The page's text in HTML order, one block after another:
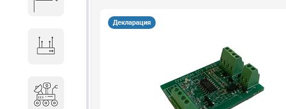
Антитеррористическое
Декларация